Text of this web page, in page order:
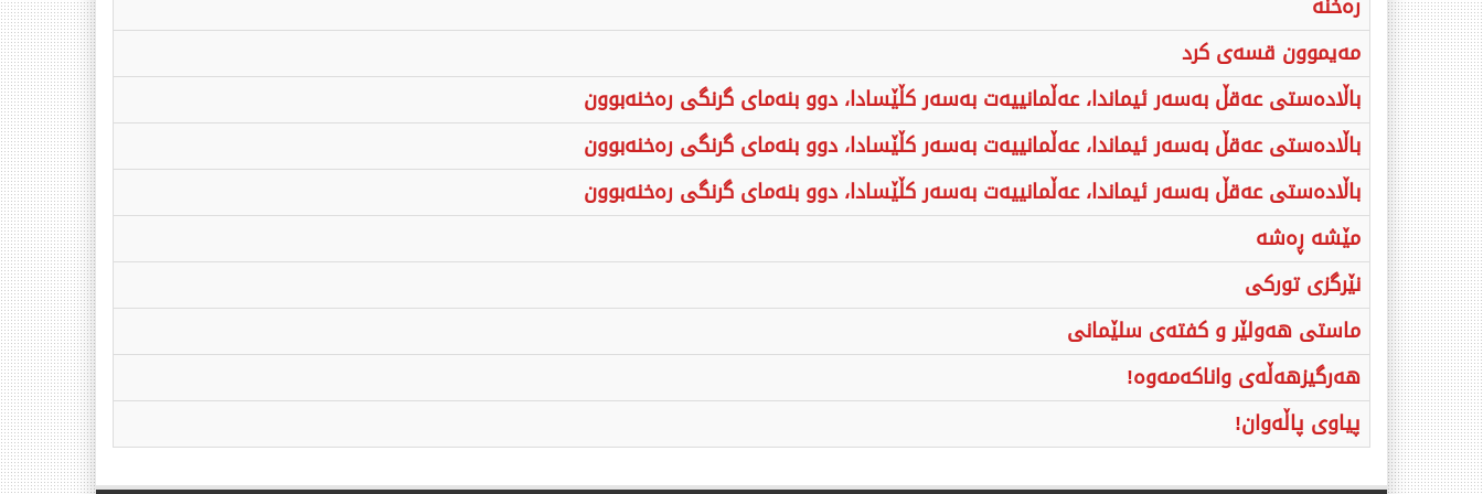
مەیموون قسەی کرد
باڵادەستی عەقڵ بەسەر ئیماندا، عەڵمانییەت بەسەر كڵێسادا، دوو بنەمای گرنگی رەخنەبوون
باڵادەستی عەقڵ بەسەر ئیماندا، عەڵمانییەت بەسەر كڵێسادا، دوو بنەمای گرنگی رەخنەبوون
باڵادەستی عەقڵ بەسەر ئیماندا، عەڵمانییەت بەسەر كڵێسادا، دوو بنەمای گرنگی رەخنەبوون
مێشە ڕەشە
نێرگزی تورکی
ماستی هەولێر و كفتەی سلێمانی
هەرگیزهەڵەی واناكەمەوە!
پیاوی پاڵەوان!